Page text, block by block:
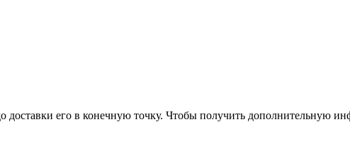
доставки его в конечную точку. Чтобы получить дополнительную